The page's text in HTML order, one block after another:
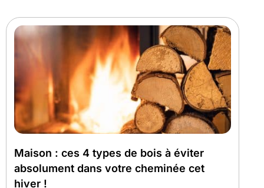
Maison : ces 4 types de bois à éviter
absolument dans votre cheminée cet
hiver !